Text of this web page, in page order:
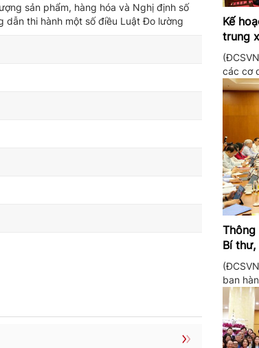
sản phẩm, hàng hóa và Nghị định số
thi hành một số điều Luật Đo lường
Kế
trung
đổi số
các cơ
Thông
Bí
họp
Nghị
ban